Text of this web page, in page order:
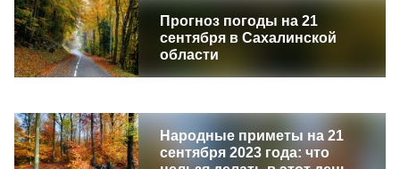
Прогноз погоды на 21
сентября в Сахалинской
области
Народные приметы на 21
сентября 2023 года: что